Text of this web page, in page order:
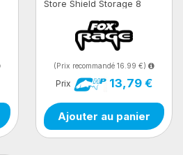
Store Shield Storage 8
(Prix recommandé 16.99 €)
Prix 13,79 €
Ajouter au panier